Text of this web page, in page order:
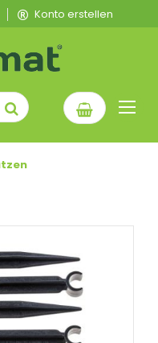
Konto erstellen